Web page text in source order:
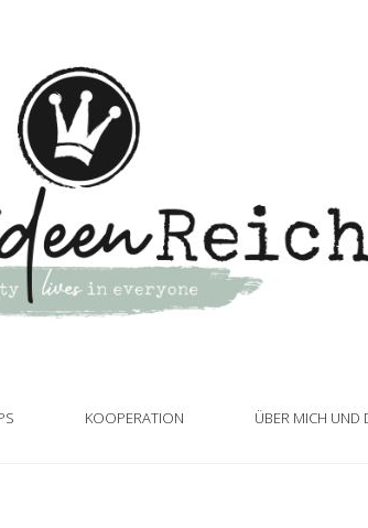
KOOPERATION ÜBER MICH UND